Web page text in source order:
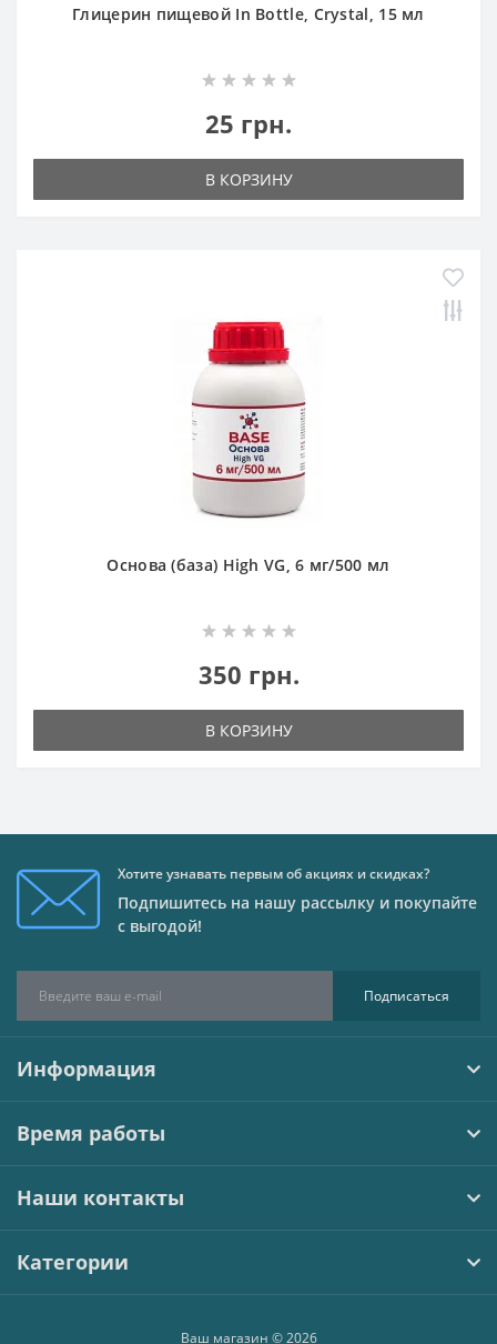
Глицерин пищевой In Bottle, Crystal, 15 мл
25 грн.
В КОРЗИНУ
Основа (база) High VG, 6 мг/500 мл
350 грн.
В КОРЗИНУ
Хотите узнавать первым об акциях и скидках?
Подпишитесь на нашу рассылку и покупайте
с выгодой!
Подписаться
Информация
Время работы
Наши контакты
Категории
Ваш магазин © 2026